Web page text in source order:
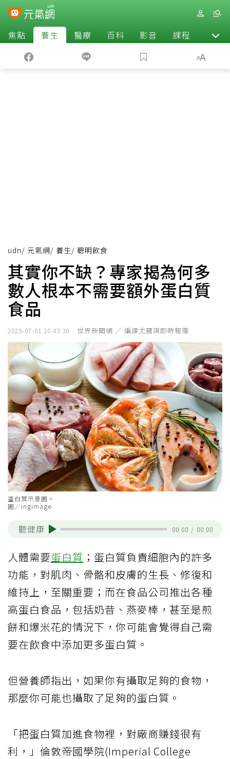
焦點 養生 醫療 百科 影音 課程 退休
udn/ 元氣網/ 養生/ 聰明飲食
其實你不缺？專家揭為何多
數人根本不需要額外蛋白質
食品
2025-07-01 10:43:30 世界新聞網 ／ 編譯尤寶琪即時報導
蛋白質示意圖。
圖／ingimage
聽健康 00:00 / 00:00
人體需要蛋白質 ；蛋白質負責細胞內的許多
功能，對肌肉、骨骼和皮膚的生長、修復和
維持上，至關重要；而在食品公司推出各種
高蛋白食品，包括奶昔、燕麥棒，甚至是煎
餅和爆米花的情況下，你可能會覺得自己需
要在飲食中添加更多蛋白質。
但營養師指出，如果你有攝取足夠的食物，
那麼你可能也攝取了足夠的蛋白質。
「把蛋白質加進食物裡，對廠商賺錢很有
利，」倫敦帝國學院(Imperial College